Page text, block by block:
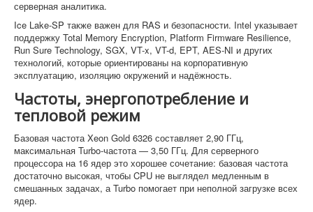
серверная аналитика.
Ice Lake-SP также важен для RAS и безопасности. Intel указывает
поддержку Total Memory Encryption, Platform Firmware Resilience,
Run Sure Technology, SGX, VT-x, VT-d, EPT, AES-NI и других
технологий, которые ориентированы на корпоративную
эксплуатацию, изоляцию окружений и надёжность.
Частоты, энергопотребление и
тепловой режим
Базовая частота Xeon Gold 6326 составляет 2,90 ГГц,
максимальная Turbo-частота — 3,50 ГГц. Для серверного
процессора на 16 ядер это хорошее сочетание: базовая частота
достаточно высокая, чтобы CPU не выглядел медленным в
смешанных задачах, а Turbo помогает при неполной загрузке всех
ядер.